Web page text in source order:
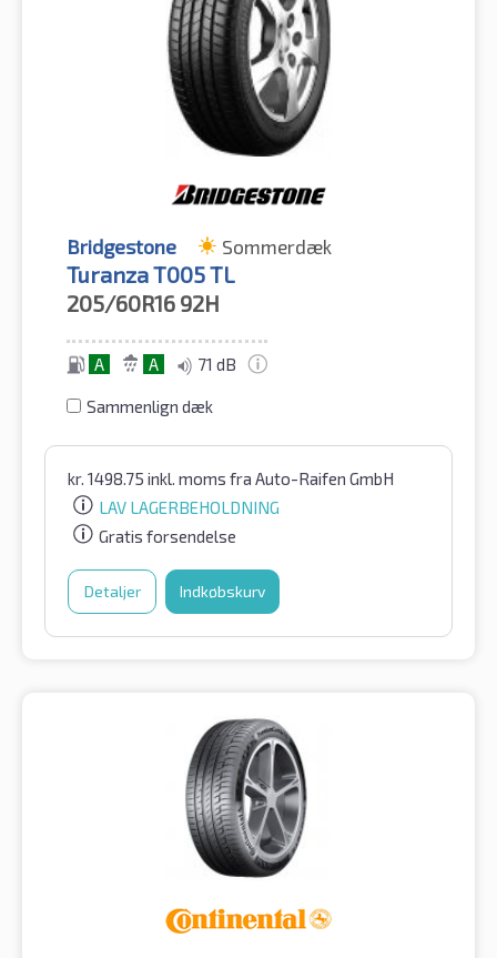
Bridgestone Sommerdæk
Turanza T005 TL
205/60R16 92H
A A 71 dB
Sammenlign dæk
kr. 1498.75 inkl. moms fra Auto-Raifen GmbH
LAV LAGERBEHOLDNING
Gratis forsendelse
Detaljer Indkøbskurv